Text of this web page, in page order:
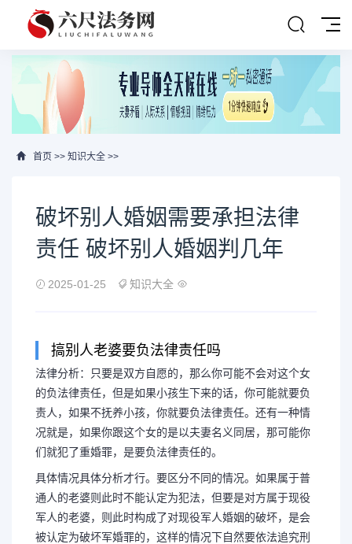
首页 >> 知识大全 >>
破坏别人婚姻需要承担法律
责任 破坏别人婚姻判几年
2025-01-25 知识大全
搞别人老婆要负法律责任吗
法律分析：只要是双方自愿的，那么你可能不会对这个女
的负法律责任，但是如果小孩生下来的话，你可能就要负
责人，如果不抚养小孩，你就要负法律责任。还有一种情
况就是，如果你跟这个女的是以夫妻名义同居，那可能你
们就犯了重婚罪，是要负法律责任的。
具体情况具体分析才行。要区分不同的情况。如果属于普
通人的老婆则此时不能认定为犯法，但要是对方属于现役
军人的老婆，则此时构成了对现役军人婚姻的破坏，是会
被认定为破坏军婚罪的，这样的情况下自然要依法追究刑
破坏别人婚姻需要承担
人婚姻判几
法律分析：只要是双方自愿的